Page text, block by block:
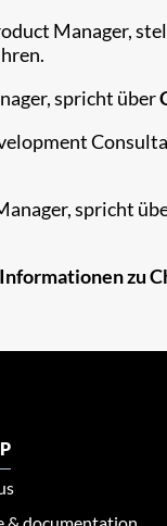
Manager,
spricht über
spricht
zu